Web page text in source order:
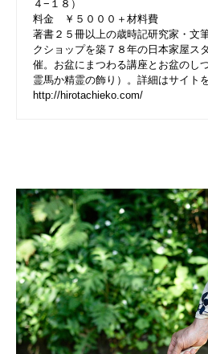
４−１８）
料金 ￥５０００＋材料費
著書２５冊以上の歳時記研究家・文
クショップを築７８年の日本家屋ス
催。お盆にまつわる講座とお盆のし
霊馬か精霊の飾り）。詳細はサイト
http://hirotachieko.com/